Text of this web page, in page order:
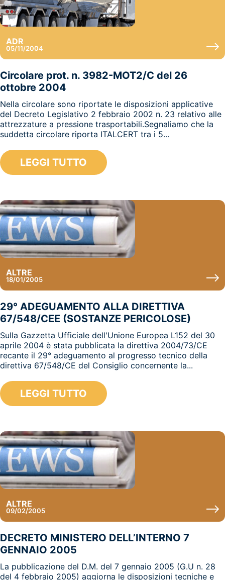
ADR
05/11/2004
Circolare prot. n. 3982-MOT2/C del 26
ottobre 2004
Nella circolare sono riportate le disposizioni applicative
del Decreto Legislativo 2 febbraio 2002 n. 23 relativo alle
attrezzature a pressione trasportabili.Segnaliamo che la
suddetta circolare riporta ITALCERT tra i 5...
LEGGI TUTTO
ALTRE
18/01/2005
29° ADEGUAMENTO ALLA DIRETTIVA
67/548/CEE (SOSTANZE PERICOLOSE)
Sulla Gazzetta Ufficiale dell'Unione Europea L152 del 30
aprile 2004 è stata pubblicata la direttiva 2004/73/CE
recante il 29° adeguamento al progresso tecnico della
direttiva 67/548/CE del Consiglio concernente la...
LEGGI TUTTO
ALTRE
09/02/2005
DECRETO MINISTERO DELL’INTERNO 7
GENNAIO 2005
La pubblicazione del D.M. del 7 gennaio 2005 (G.U n. 28
del 4 febbraio 2005) aggiorna le disposizioni tecniche e